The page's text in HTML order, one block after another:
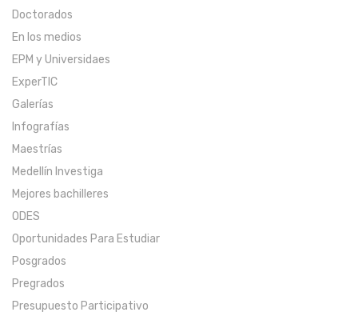
Doctorados
En los medios
EPM y Universidaes
ExperTIC
Galerías
Infografías
Maestrías
Medellín Investiga
Mejores bachilleres
ODES
Oportunidades Para Estudiar
Posgrados
Pregrados
Presupuesto Participativo